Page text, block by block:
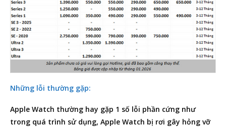
Những lỗi thường gặp:
Apple Watch thường hay gặp 1 số lỗi phần cứng như
trong quá trình sử dụng, Apple Watch bị rơi gây hỏng vỡ